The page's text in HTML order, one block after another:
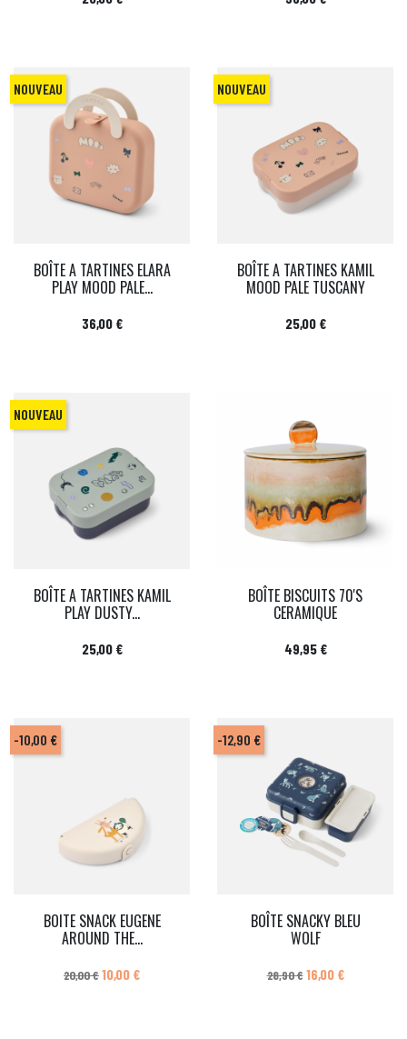
BOÎTE A TARTINES ELARA
PLAY MOOD PALE...
Prix
36,00 €
NOUVEAU
BOÎTE A TARTINES KAMIL
MOOD PALE TUSCANY
Prix
25,00 €
NOUVEAU
BOÎTE A TARTINES KAMIL
PLAY DUSTY...
Prix
25,00 €
NOUVEAU
BOÎTE BISCUITS 70'S
CERAMIQUE
Prix
49,95 €
BOITE SNACK EUGENE
AROUND THE...
Prix de base
20,00 €Prix
10,00 €
-10,00 €
BOÎTE SNACKY BLEU
WOLF
Prix de base
28,90 € Prix
16,00 €
-12,90 €